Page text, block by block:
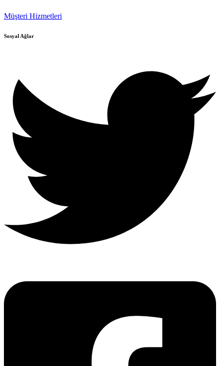
Müşteri Hizmetleri
Sosyal Ağlar